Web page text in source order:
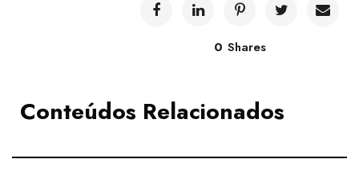
0 Shares
Conteúdos Relacionados